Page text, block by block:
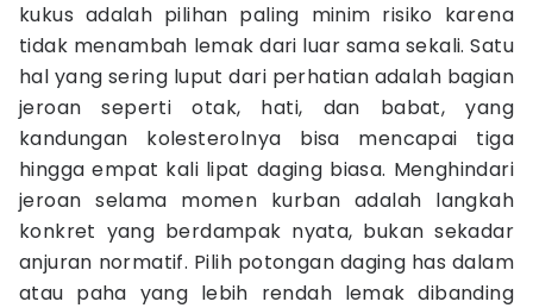
kukus adalah pilihan paling minim risiko karena
tidak menambah lemak dari luar sama sekali. Satu
hal yang sering luput dari perhatian adalah bagian
jeroan seperti otak, hati, dan babat, yang
kandungan kolesterolnya bisa mencapai tiga
hingga empat kali lipat daging biasa. Menghindari
jeroan selama momen kurban adalah langkah
konkret yang berdampak nyata, bukan sekadar
anjuran normatif. Pilih potongan daging has dalam
atau paha yang lebih rendah lemak dibanding